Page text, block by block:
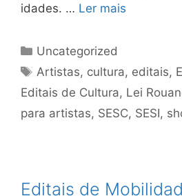
idades. … Ler mais
Uncategorized
Artistas, cultura, editais,
Editais de Cultura, Lei
para artistas, SESC, SESI,
Editais de